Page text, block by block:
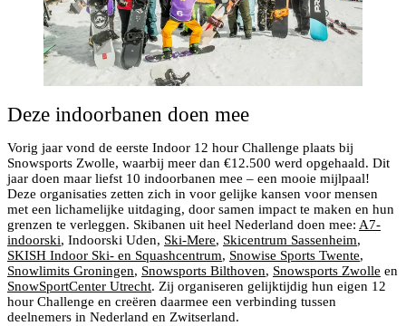
Deze indoorbanen doen mee
Vorig jaar vond de eerste Indoor 12 hour Challenge plaats bij
Snowsports Zwolle, waarbij meer dan €12.500 werd opgehaald. Dit
jaar doen maar liefst 10 indoorbanen mee – een mooie mijlpaal!
Deze organisaties zetten zich in voor gelijke kansen voor mensen
met een lichamelijke uitdaging, door samen impact te maken en hun
grenzen te verleggen. Skibanen uit heel Nederland doen mee: A7-
indoorski, Indoorski Uden, Ski-Mere, Skicentrum Sassenheim,
SKISH Indoor Ski- en Squashcentrum, Snowise Sports Twente,
Snowlimits Groningen, Snowsports Bilthoven, Snowsports Zwolle en
SnowSportCenter Utrecht. Zij organiseren gelijktijdig hun eigen 12
hour Challenge en creëren daarmee een verbinding tussen
deelnemers in Nederland en Zwitserland.